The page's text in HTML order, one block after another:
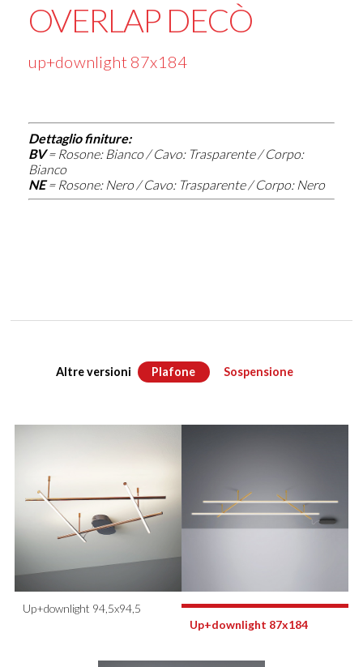
OVERLAP DECÒ
up+downlight 87x184
Dettaglio finiture:
BV= Rosone: Bianco / Cavo: Trasparente / Corpo:
Bianco
NE= Rosone: Nero / Cavo: Trasparente / Corpo: Nero